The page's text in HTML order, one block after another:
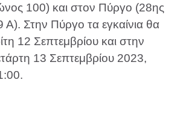
100) και στον Πύργο (28ης
Στην Πύργο τα εγκαίνια θα
12 Σεπτεμβρίου και στην
13 Σεπτεμβρίου 2023,